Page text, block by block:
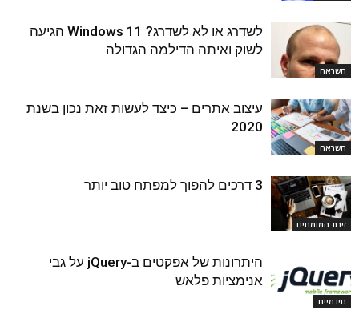
השראה
לשדרג או לא לשדרג? Windows 11 הגיעה
לשוק ואיתה הדילמה הגדולה
השראה
עיצוב אתרים – כיצד לעשות זאת נכון בשנת
2020
זירת המומחים
3 דרכים להפוך למפתח טוב יותר
חינמיים
היתרונות של אפקטים ב-jQuery על גבי
אנימציות פלאש